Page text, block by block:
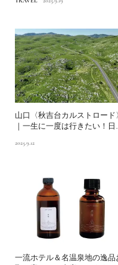
山口〈秋吉台カルストロード
｜一生に一度は行きたい！日
2025.9.12
一流ホテル＆名温泉地の逸品